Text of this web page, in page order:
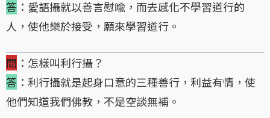
答 ：愛語攝就以善言慰喩，而去感化不學習道行的
人，使他樂於接受，願來學習道行。
問 ：怎樣叫利行攝？
答 ：利行攝就是起身口意的三種善行，利益有情，使
他們知道我們佛教，不是空談無補。